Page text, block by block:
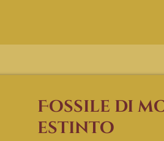
Fossile di
estinto